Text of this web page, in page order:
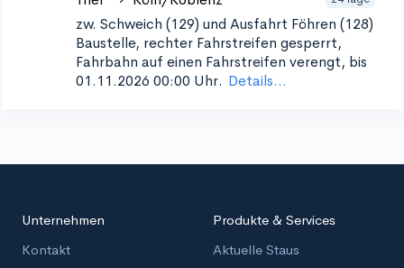
zw. Schweich (129) und Ausfahrt Föhren (128)
Baustelle, rechter Fahrstreifen gesperrt,
Fahrbahn auf einen Fahrstreifen verengt, bis
01.11.2026 00:00 Uhr. Details...
Unternehmen
Kontakt
Produkte & Services
Aktuelle Staus